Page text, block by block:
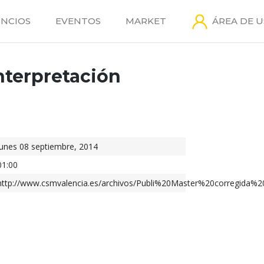
EVENTOS MARKET ÁREA DE
08 septiembre, 2014
www.csmvalencia.es/archivos/